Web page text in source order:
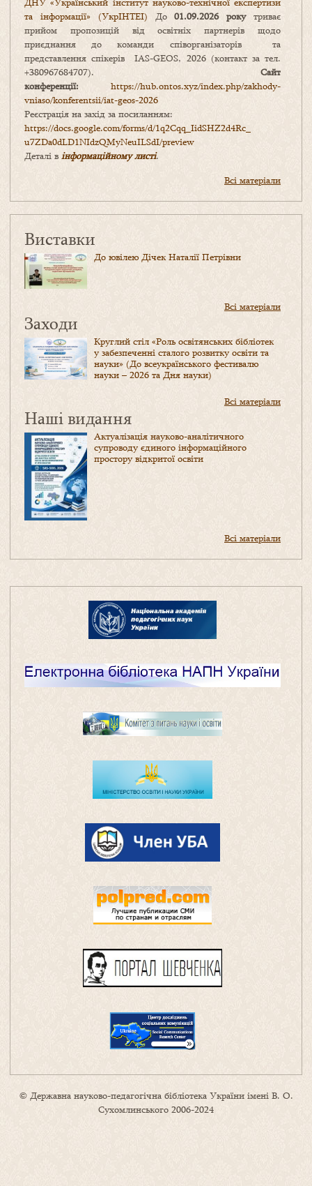
та інформації» (УкрІНТЕІ) До01.09.2026 рокутриває
прийом пропозицій від освітніх партнерів щодо
приєднання до команди співорганізаторів та
представлення спікерів IAS-GEOS, 2026 (контакт за тел.
+380967684707). Сайт
конференції: https://hub.ontos.xyz/index.php/zakhody-
vniaso/konferentsii/iat-geos-2026
Реєстрація на захід за посиланням:
https://docs.google.com/forms/d/1q2Cqq_IidSHZ2d4Rc_
u7ZDa0dLD1NIdzQMyNeuILSdI/preview
Деталі в інформаційному листі.
Всі матеріали
Виставки
До ювілею Дічек Наталії Петрівни
Всі матеріали
Заходи
Круглий стіл «Роль освітянських бібліотек
у забезпеченні сталого розвитку освіти та
науки» (До всеукраїнського фестивалю
науки – 2026 та Дня науки)
Всі матеріали
Наші видання
Актуалізація науково-аналітичного
супроводу єдиного інформаційного
простору відкритої освіти
Всі матеріали
© Державна науково-педагогічна бібліотека України імені В. О.
Сухомлинського 2006-2024